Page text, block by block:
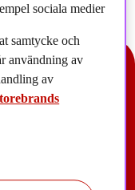
sociala medier
samtycke och
användning av
av